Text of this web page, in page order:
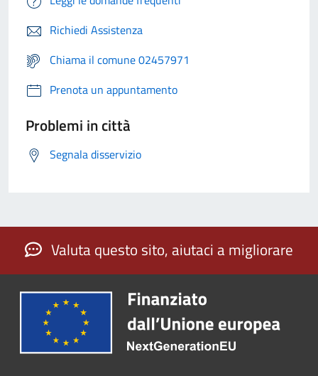
Richiedi Assistenza
Chiama il comune 02457971
Prenota un appuntamento
Problemi in città
Segnala disservizio
Valuta questo sito, aiutaci a migliorare